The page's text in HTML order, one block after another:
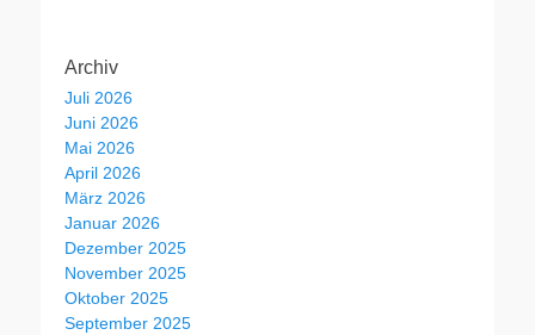
Archiv
Juli 2026
Juni 2026
Mai 2026
April 2026
März 2026
Januar 2026
Dezember 2025
November 2025
Oktober 2025
September 2025